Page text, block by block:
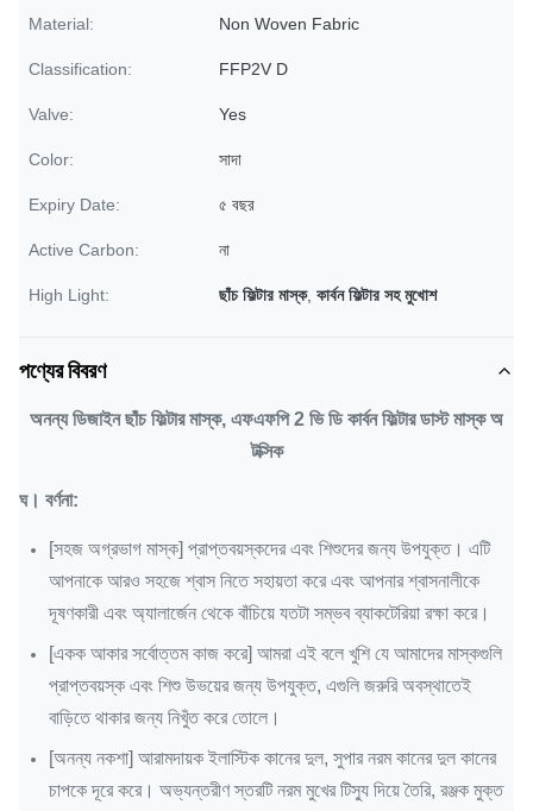
Material: Non Woven Fabric
Classification: FFP2V D
Valve: Yes
Color: সাদা
Expiry Date: ৫ বছর
Active Carbon: না
High Light: ছাঁচ ফিল্টার মাস্ক, কার্বন ফিল্টার সহ মুখোশ
পণ্যের বিবরণ
অনন্য ডিজাইন ছাঁচ ফিল্টার মাস্ক, এফএফপি 2 ভি ডি কার্বন ফিল্টার ডাস্ট মাস্ক অ
টক্সিক
ঘ। বর্ণনা:
[সহজ অগ্রভাগ মাস্ক] প্রাপ্তবয়স্কদের এবং শিশুদের জন্য উপযুক্ত। এটি
আপনাকে আরও সহজে শ্বাস নিতে সহায়তা করে এবং আপনার শ্বাসনালীকে
দূষণকারী এবং অ্যালার্জেন থেকে বাঁচিয়ে যতটা সম্ভব ব্যাকটেরিয়া রক্ষা করে।
[একক আকার সর্বোত্তম কাজ করে] আমরা এই বলে খুশি যে আমাদের মাস্কগুলি
প্রাপ্তবয়স্ক এবং শিশু উভয়ের জন্য উপযুক্ত, এগুলি জরুরি অবস্থাতেই
বাড়িতে থাকার জন্য নিখুঁত করে তোলে।
[অনন্য নকশা] আরামদায়ক ইলাস্টিক কানের দুল, সুপার নরম কানের দুল কানের
চাপকে দূরে করে। অভ্যন্তরীণ স্তরটি নরম মুখের টিস্যু দিয়ে তৈরি, রঞ্জক মুক্ত